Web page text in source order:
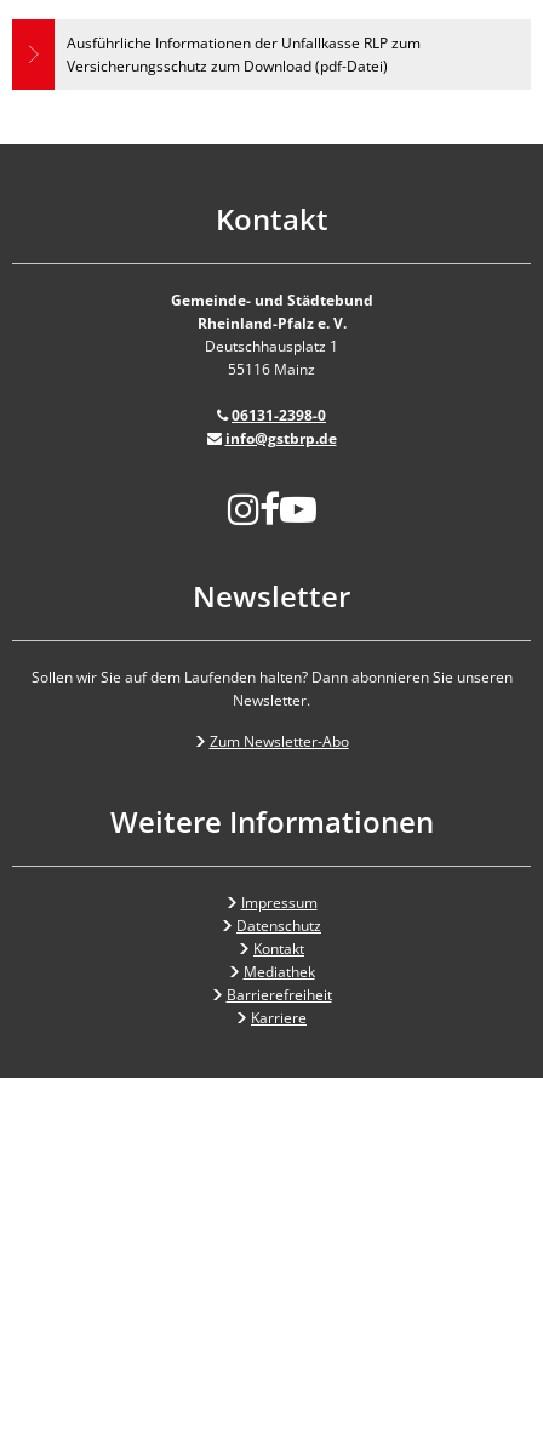
Ausführliche Informationen der Unfallkasse RLP zum
Versicherungsschutz zum Download (pdf-Datei)
Kontakt
Gemeinde- und Städtebund
Rheinland-Pfalz e. V.
Deutschhausplatz 1
55116 Mainz
06131-2398-0
info@gstbrp.de
Newsletter
Sollen wir Sie auf dem Laufenden halten? Dann abonnieren Sie unseren
Newsletter.
Zum Newsletter-Abo
Weitere Informationen
Impressum
Datenschutz
Kontakt
Mediathek
Barrierefreiheit
Karriere